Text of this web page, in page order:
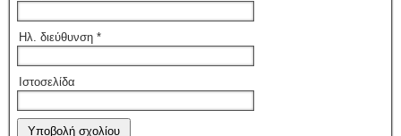
Ηλ. διεύθυνση *
Ιστοσελίδα